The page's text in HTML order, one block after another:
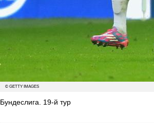
© GETTY IMAGES
Бундеслига. 19-й тур